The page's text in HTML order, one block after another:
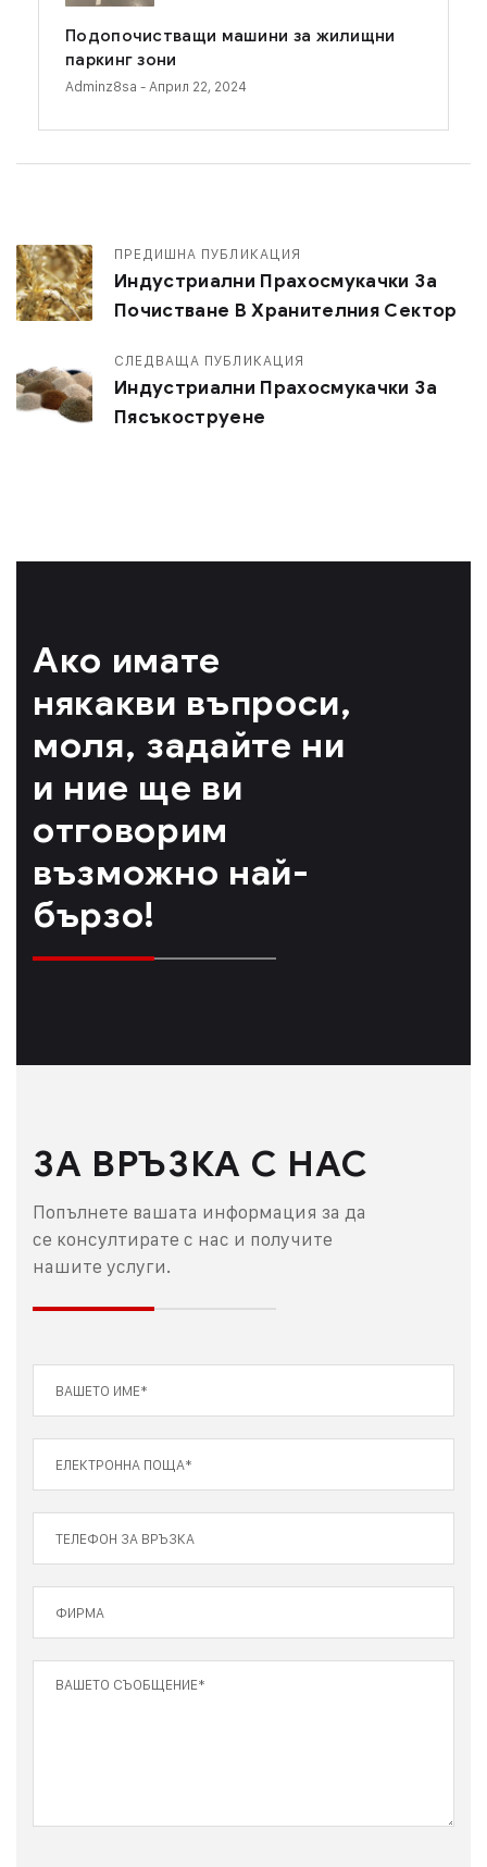
Подопочистващи машини за жилищни
паркинг зони
Adminz8sa - Април 22, 2024
ПРЕДИШНА ПУБЛИКАЦИЯ
Индустриални Прахосмукачки За
Почистване В Хранителния Сектор
СЛЕДВАЩА ПУБЛИКАЦИЯ
Индустриални Прахосмукачки За
Пясъкоструене
Ако имате
някакви въпроси,
моля, задайте ни
и ние ще ви
отговорим
възможно най-
бързо!
ЗА ВРЪЗКА С НАС
Попълнете вашата информация за да
се консултирате с нас и получите
нашите услуги.